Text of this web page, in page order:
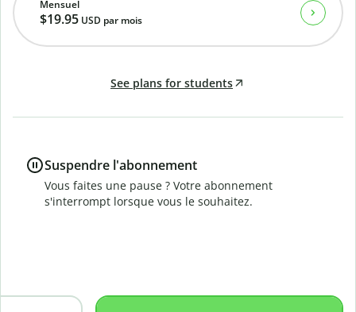
Mensuel
$19.95 USD par mois
See plans for students
Suspendre l'abonnement
Vous faites une pause ? Votre abonnement
s'interrompt lorsque vous le souhaitez.